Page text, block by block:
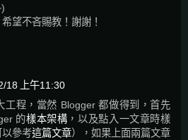
望不吝賜教！謝謝！
18 上午11:30
工程，當然 Blogger 都做得到，首先
的樣本架構 ，以及點入一文章時樣
以參考這篇文章），如果上面兩篇文章